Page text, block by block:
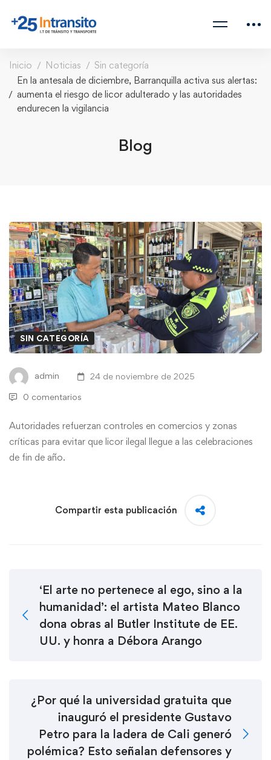
Inicio Noticias
Sin categoría
En la antesala de diciembre, Barranquilla activa sus alertas:
aumenta el riesgo de licor adulterado y las autoridades
endurecen la vigilancia
Blog
SIN CATEGORÍA
admin 24 de noviembre de 2025
0 comentarios
Autoridades refuerzan controles en comercios y zonas
críticas para evitar que licor ilegal llegue a las celebraciones
de fin de año.
Compartir esta publicación
‘El arte no pertenece al ego, sino a la
humanidad’: el artista Mateo Blanco
dona obras al Butler Institute de EE.
UU. y honra a Débora Arango
¿Por qué la universidad gratuita que
inauguró el presidente Gustavo
Petro para la ladera de Cali generó
polémica? Esto señalan defensores y